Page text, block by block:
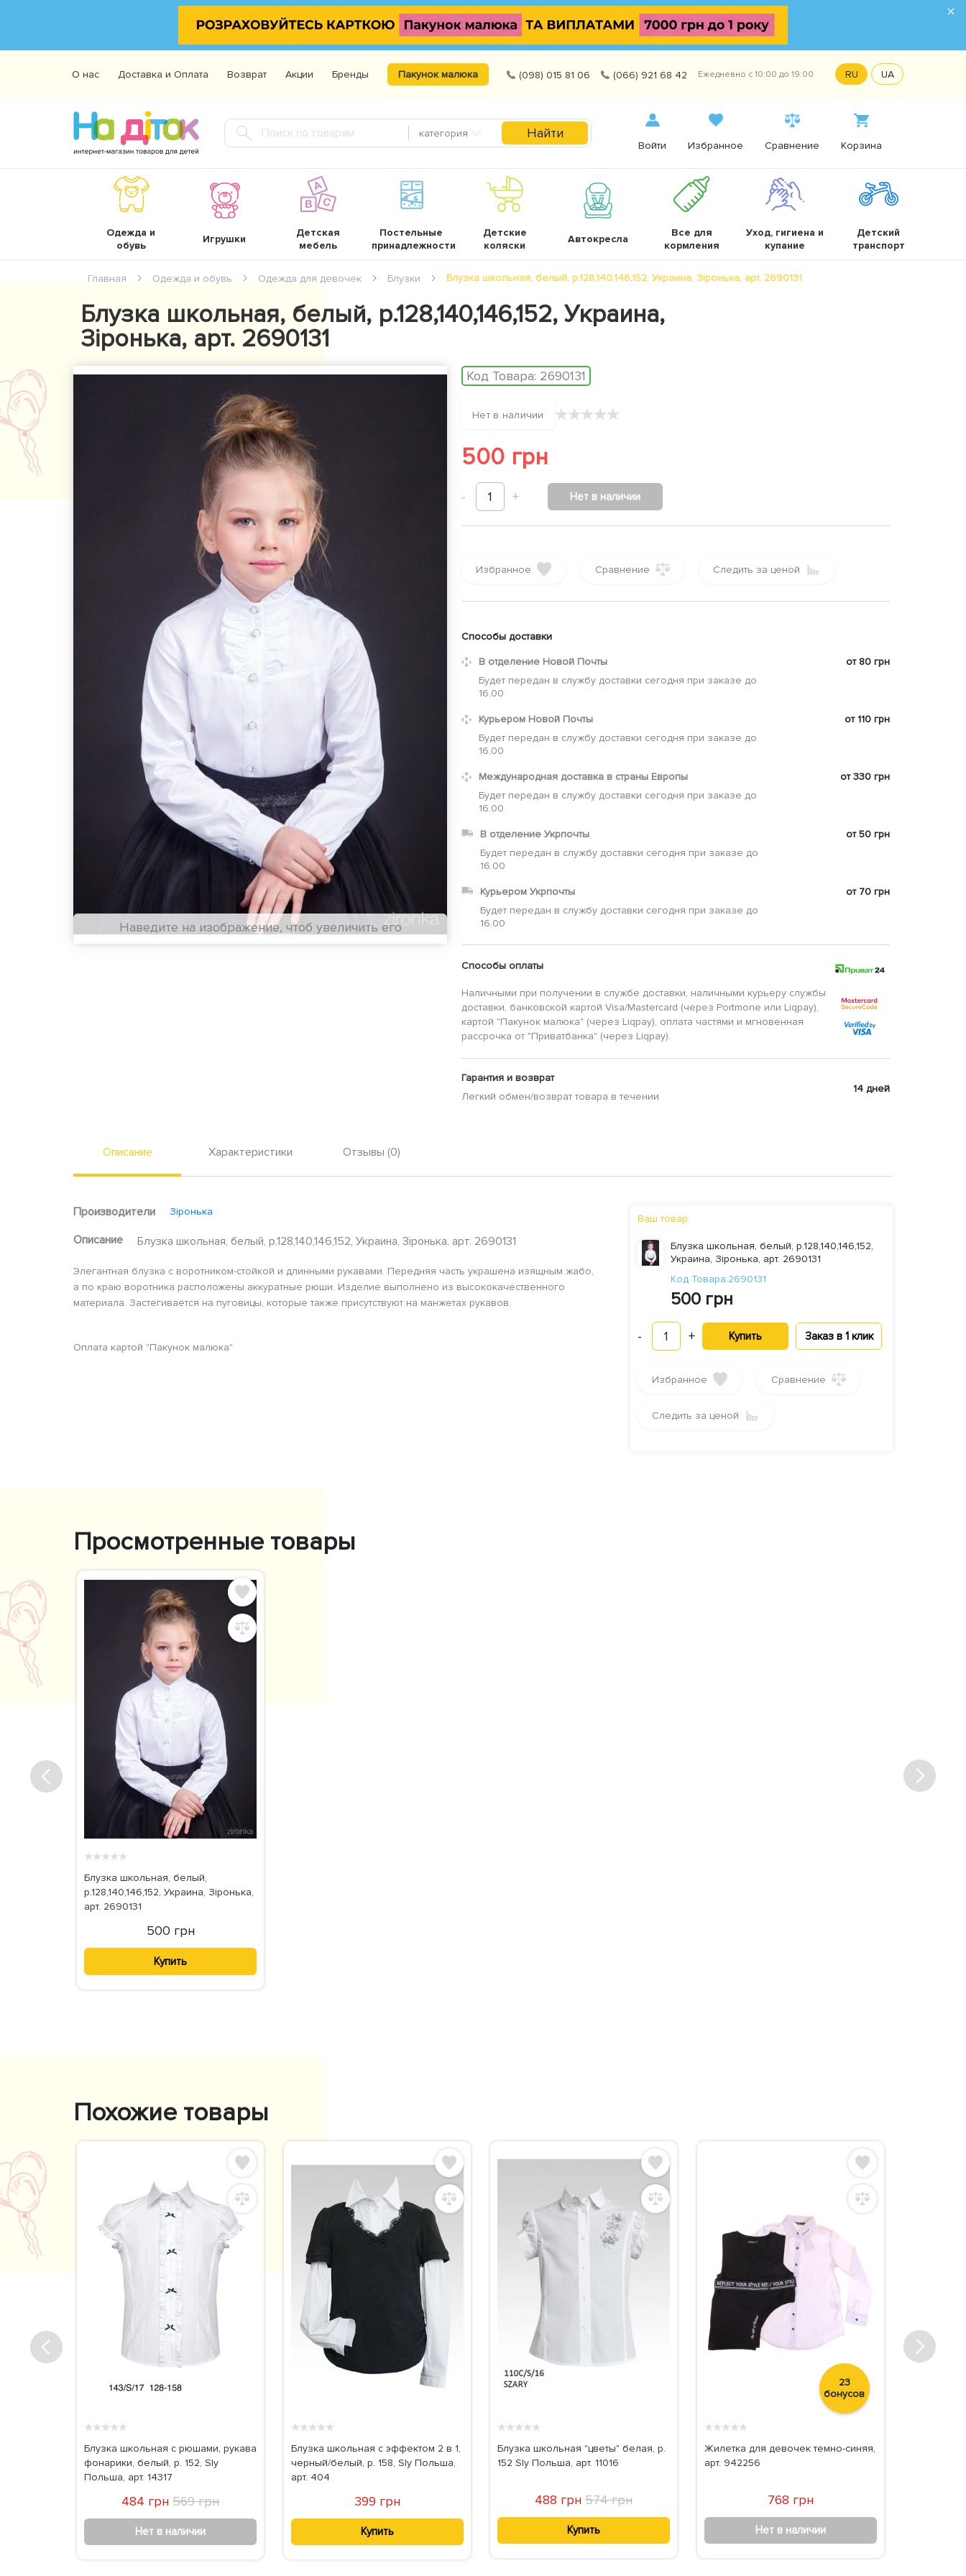
×
О нас Доставка и Оплата Возврат Акции Бренды Пакунок малюка (098) 015 81 06 (066) 921 68 42 Ежедневно с 10:00 до 19:00 RU UA
категория Найти
Войти Избранное Сравнение Корзина
Одежда и
обувь
Игрушки
Детская
мебель
Постельные
принадлежности
Детские
коляски
Автокресла
Все для
кормления
Уход, гигиена и
купание
Детский
транспорт
Главная Одежда и обувь Одежда для девочек Блузки Блузка школьная, белый, р.128,140,146,152, Украина, Зіронька, арт. 2690131
Блузка школьная, белый, р.128,140,146,152, Украина,
Зіронька, арт. 2690131
Наведите на изображение, чтоб увеличить его
Код Товара: 2690131
Нет в наличии ★★★★★
500 грн
- 1 + Нет в наличии
Избранное Сравнение Следить за ценой
Способы доставки
В отделение Новой Почты
Будет передан в службу доставки сегодня при заказе до
16.00
от 80 грн
Курьером Новой Почты
Будет передан в службу доставки сегодня при заказе до
16.00
от 110 грн
Международная доставка в страны Европы
Будет передан в службу доставки сегодня при заказе до
16.00
от 330 грн
В отделение Укрпочты
Будет передан в службу доставки сегодня при заказе до
16.00
от 50 грн
Курьером Укрпочты
Будет передан в службу доставки сегодня при заказе до
16.00
от 70 грн
Способы оплаты
Наличными при получении в службе доставки, наличными курьеру службы
доставки, банковской картой Visa/Mastercard (через Portmone или Liqpay),
картой "Пакунок малюка" (через Liqpay), оплата частями и мгновенная
рассрочка от "Приватбанка" (через Liqpay).
Гарантия и возврат
Легкий обмен/возврат товара в течении
14 дней
Описание Характеристики Отзывы (0)
Производители Зіронька
Описание Блузка школьная, белый, р.128,140,146,152, Украина, Зіронька, арт. 2690131
Элегантная блузка с воротником-стойкой и длинными рукавами. Передняя часть украшена изящным жабо,
а по краю воротника расположены аккуратные рюши. Изделие выполнено из высококачественного
материала. Застегивается на пуговицы, которые также присутствуют на манжетах рукавов.
Оплата картой "Пакунок малюка"
Ваш товар
Блузка школьная, белый, р.128,140,146,152,
Украина, Зіронька, арт. 2690131
Код Товара:2690131
500 грн
- 1 + Купить Заказ в 1 клик
Избранное Сравнение
Следить за ценой
Просмотренные товары
★★★★★
Блузка школьная, белый,
р.128,140,146,152, Украина, Зіронька,
арт. 2690131
500 грн
Купить
Похожие товары
★★★★★
Блузка школьная с рюшами, рукава
фонарики, белый, р. 152, Sly
Польша, арт. 14317
484 грн 569 грн
Нет в наличии
★★★★★
Блузка школьная с эффектом 2 в 1,
черный/белый, р. 158, Sly Польша,
арт. 404
399 грн
Купить
★★★★★
Блузка школьная "цветы" белая, р.
152 Sly Польша, арт. 11016
488 грн 574 грн
Купить
23
бонусов
★★★★★
Жилетка для девочек темно-синяя,
арт. 942256
768 грн
Нет в наличии